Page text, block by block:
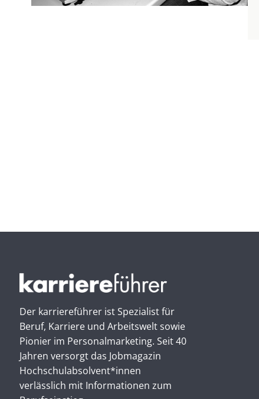
Der karriereführer ist Spezialist für
Beruf, Karriere und Arbeitswelt sowie
Pionier im Personal­marketing. Seit 40
Jahren versorgt das Jobmagazin
Hochschul­absolvent*innen
verlässlich mit Informationen zum